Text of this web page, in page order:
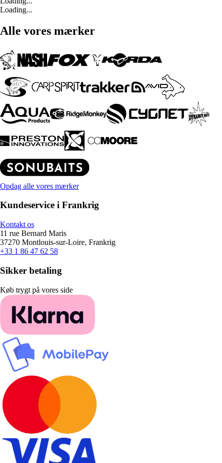
Loading...
Alle vores mærker
Opdag alle vores mærker
Kundeservice i Frankrig
Kontakt os
11 rue Bernard Maris
37270 Montlouis-sur-Loire, Frankrig
+33 1 86 47 62 58
Sikker betaling
Køb trygt på vores side